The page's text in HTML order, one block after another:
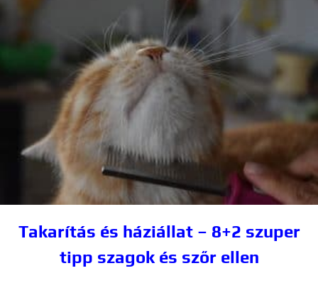
Takarítás és háziállat – 8+2 szuper
tipp szagok és szőr ellen